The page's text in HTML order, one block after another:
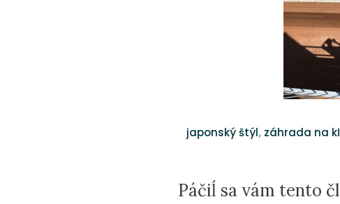
japonský štýl, záhrada na
Páčiĺ sa vám tento